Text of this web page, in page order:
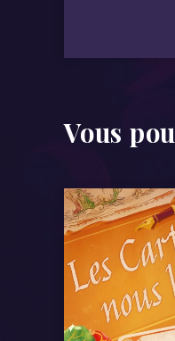
Vous